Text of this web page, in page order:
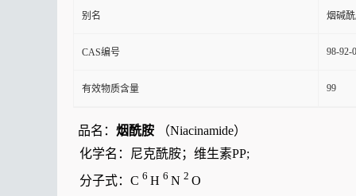
别名 烟碱
CAS编号 98-92-0
有效物质含量 99
品名： 烟酰胺
（Niacinamide）
化学名：尼克酰胺；维生素PP;
分子式：C 6 H 6 N 2 O